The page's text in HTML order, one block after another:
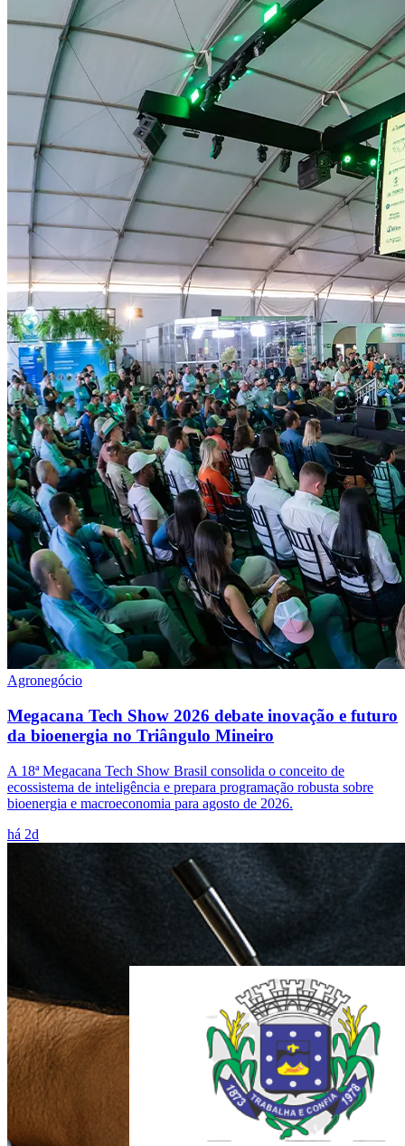
Agronegócio
Megacana Tech Show 2026 debate inovação e futuro
da bioenergia no Triângulo Mineiro
A 18ª Megacana Tech Show Brasil consolida o conceito de
ecossistema de inteligência e prepara programação robusta sobre
bioenergia e macroeconomia para agosto de 2026.
há 2d